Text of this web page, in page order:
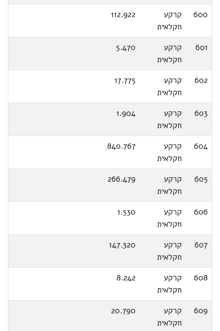
600
קרקע
חקלאית
112.922
601
קרקע
חקלאית
5.470
602
קרקע
חקלאית
17.775
603
קרקע
חקלאית
1.904
604
קרקע
חקלאית
840.767
605
קרקע
חקלאית
266.479
606
קרקע
חקלאית
1.530
607
קרקע
חקלאית
147.320
608
קרקע
חקלאית
8.242
609
קרקע
חקלאית
20.790